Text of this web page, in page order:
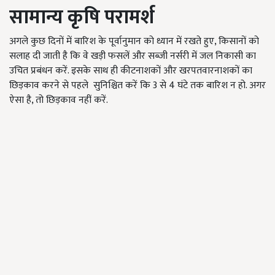
सामान्य कृषि परामर्श
अगले कुछ दिनों में बारिश के पूर्वानुमान को ध्यान में रखते हुए, किसानों को
सलाह दी जाती है कि वे खड़ी फसलें और सब्जी नर्सरी में जल निकासी का
उचित प्रबंधन करें. इसके साथ ही कीटनाशकों और खरपतवारनाशकों का
छिड़काव करने से पहले सुनिश्चित करें कि 3 से 4 घंटे तक बारिश न हो. अगर
ऐसा है, तो छिड़काव नहीं करें.